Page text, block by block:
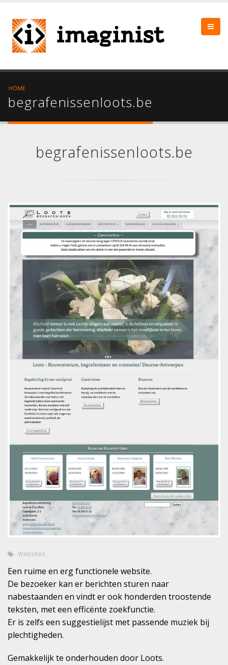
HOME
begrafenissenloots.be
begrafenissenloots.be
Websites
Een ruime en erg functionele website.
De bezoeker kan er berichten sturen naar
nabestaanden en vindt er ook honderden troostende
teksten, met een efficënte zoekfunctie.
Er is zelfs een suggestielijst met passende muziek bij
plechtigheden.
Gemakkelijk te onderhouden door Loots.